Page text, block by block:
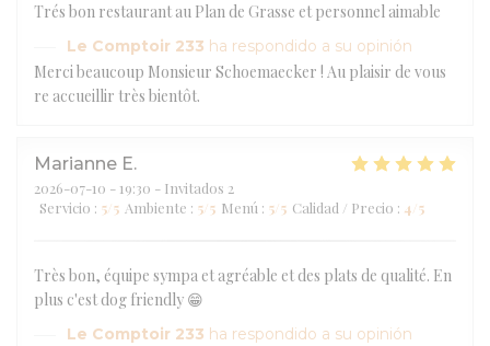
Trés bon restaurant au Plan de Grasse et personnel aimable
Le Comptoir 233 ha respondido a su opinión
Merci beaucoup Monsieur Schoemaecker ! Au plaisir de vous
re accueillir très bientôt.
Marianne E
2026-07-10 - 19:30 - Invitados 2
Servicio : 5/5 Ambiente : 5/5 Menú : 5/5 Calidad / Precio : 4/5
Très bon, équipe sympa et agréable et des plats de qualité. En
plus c'est dog friendly 😁
Le Comptoir 233 ha respondido a su opinión